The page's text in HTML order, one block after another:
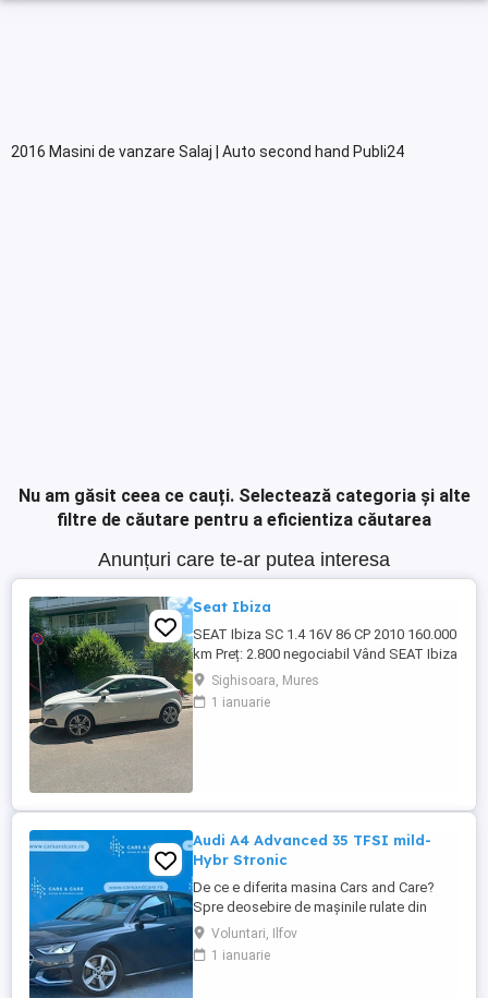
2016 Masini de vanzare Salaj | Auto second hand Publi24
Nu am găsit ceea ce cauți. Selectează categoria și alte
filtre de căutare pentru a eficientiza căutarea
Anunțuri care te-ar putea interesa
Seat Ibiza
SEAT Ibiza SC 1.4 16V 86 CP 2010 160.000
km Preț: 2.800 negociabil Vând SEAT Ibiza
SC (3 uși), an fabricație 2010, în stare
tehnică foarte bună. Detalii: * Motor 1.4
16V benzină 86 CP * Cutie manuală, 5
Sighisoara, Mures
1 ianuarie
Audi A4 Advanced 35 TFSI mild-
Hybr Stronic
De ce e diferita masina Cars and Care?
Spre deosebire de mașinile rulate din
piața obișnuită, aceasta vine direct din
flota proprie a Business Lease — parte a
grupului internațional Autobinck, cu peste
Voluntari, Ilfov
1 ianuarie